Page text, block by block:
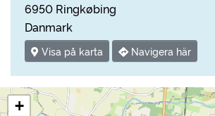
6950 Ringkøbing
Danmark
Visa på karta Navigera här
+